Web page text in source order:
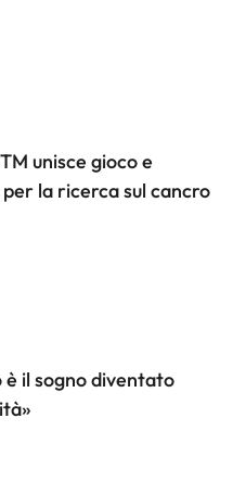
unisce gioco e
la ricerca sul cancro
è il sogno diventato